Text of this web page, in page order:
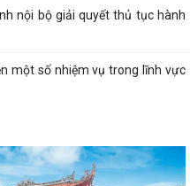
trực tuyến về đẩy nhanh tiến độ